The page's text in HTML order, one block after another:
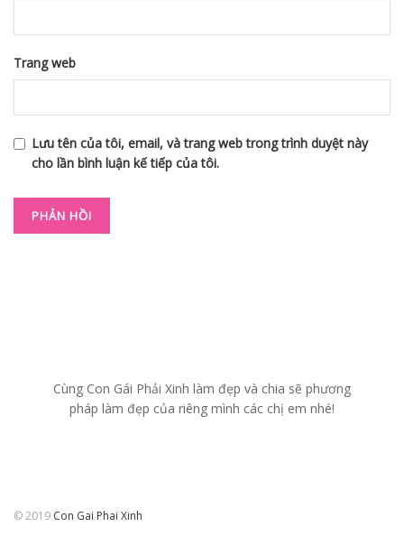
Trang web
Lưu tên của tôi, email, và trang web trong trình duyệt này
cho lần bình luận kế tiếp của tôi.
Cùng Con Gái Phải Xinh làm đẹp và chia sẽ phương
pháp làm đẹp của riêng mình các chị em nhé!
© 2019 Con Gai Phai Xinh